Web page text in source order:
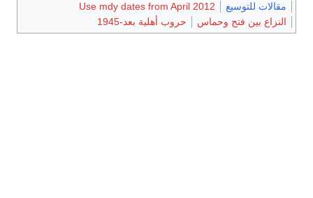
مقالات للتوسيع
Use mdy dates from April 2012
النزاع بين فتح وحماس
حروب أهلية بعد-1945